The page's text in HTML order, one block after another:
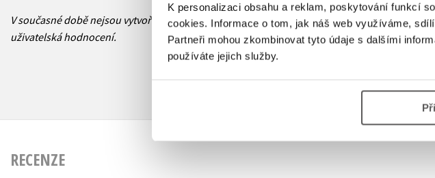
K personalizaci obsahu a reklam, poskytování funkcí
cookies. Informace o tom, jak náš web využíváme,
Partneři mohou zkombinovat tyto údaje s dalšími
používáte jejich služby.
V současné době nejsou vytvořena žádná
uživatelská hodnocení.
Vaše hodnocení
Uživatelskou recenzi
RECENZE